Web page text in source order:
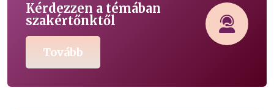
Kérdezzen a témában
szakértőnktől
Tovább